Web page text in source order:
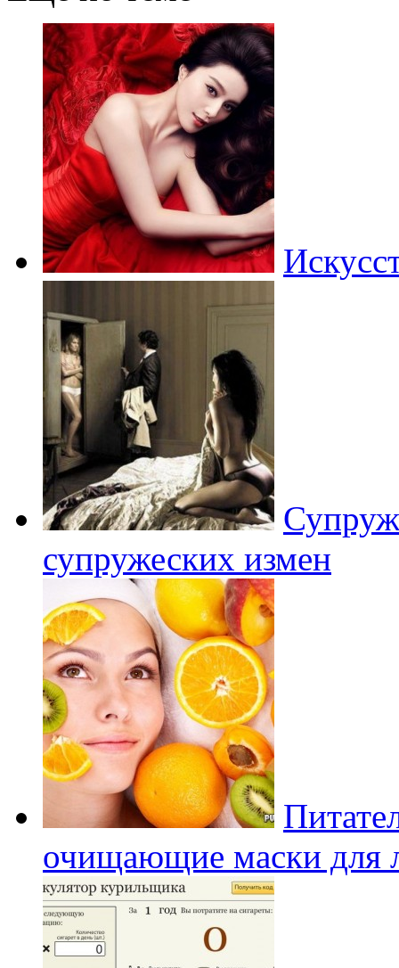
супружеских измен
очищающие маски для